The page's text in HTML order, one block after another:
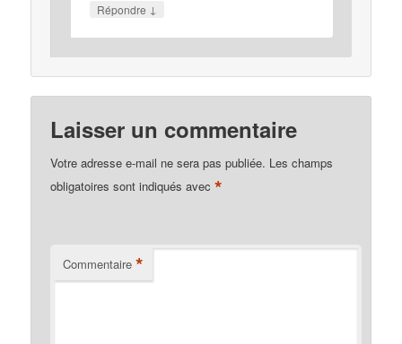
Répondre ↓
Laisser un commentaire
Votre adresse e-mail ne sera pas publiée. Les champs
obligatoires sont indiqués avec*
Commentaire *